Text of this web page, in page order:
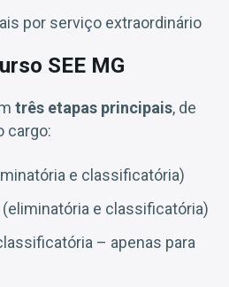
por serviço extraordinário
SEE MG
três etapas principais, de
cargo:
e classificatória)
(eliminatória e classificatória)
– apenas para